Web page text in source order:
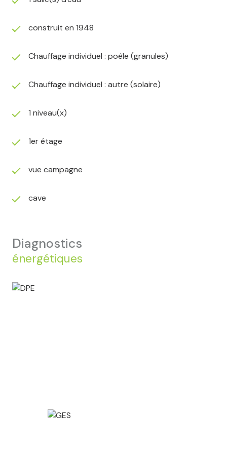
11.76 m²
construit en 1948
Chauffage individuel : poêle (granules)
Chauffage individuel : autre (solaire)
1 niveau(x)
1er étage
vue campagne
cave
diagnostics
énergétiques